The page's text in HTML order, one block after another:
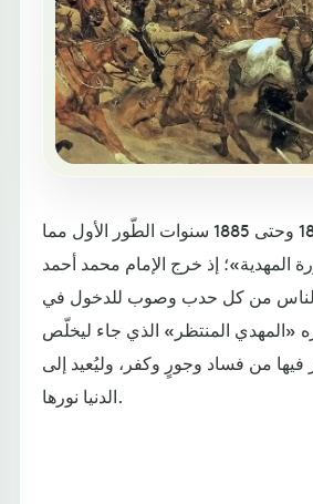
انت سنوات 1881 وحتى 1885 سنوات الطّور الأول مما
المهدية»؛ إذ خرج الإمام محمد أحمد
الناس من كل حدب وصوب للدخول في
«المهدي المنتظر» الذي جاء ليخلّص
فيها من فساد وجورٍ وكفر، وليُعيد إلى
الدنيا نورها.